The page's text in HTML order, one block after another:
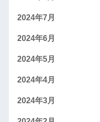
2024年7月
2024年6月
2024年5月
2024年4月
2024年3月